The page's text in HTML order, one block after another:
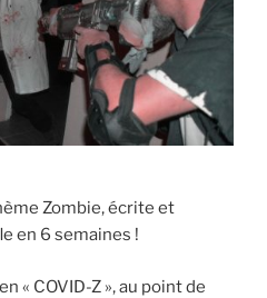
Zombie, écrite et
en 6 semaines !
« COVID-Z », au point de